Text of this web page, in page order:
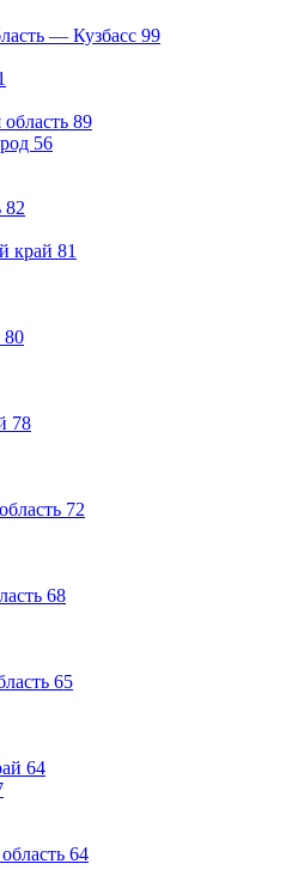
— Кузбасс 99
89
56
82
край 81
80
78
72
68
65
64
64